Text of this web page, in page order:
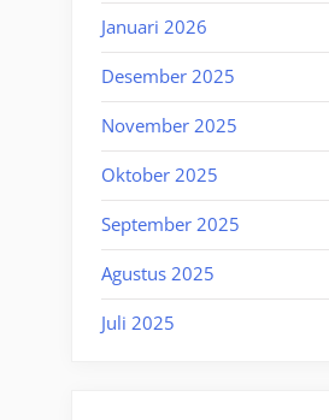
Januari 2026
Desember 2025
November 2025
Oktober 2025
September 2025
Agustus 2025
Juli 2025